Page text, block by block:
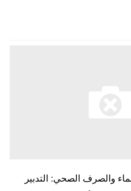
والصرف الصحي: التدبير